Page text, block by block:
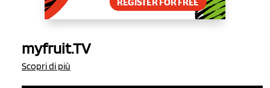
myfruit.TV
Scopri di più